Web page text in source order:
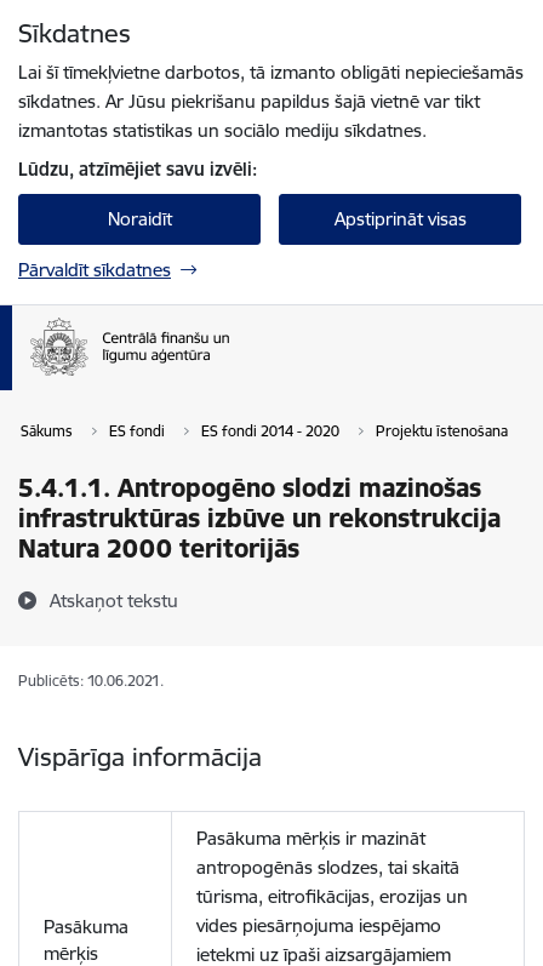
Sīkdatnes
Lai šī tīmekļvietne darbotos, tā izmanto obligāti nepieciešamās
sīkdatnes. Ar Jūsu piekrišanu papildus šajā vietnē var tikt
izmantotas statistikas un sociālo mediju sīkdatnes.
Lūdzu, atzīmējiet savu izvēli:
Noraidīt Apstiprināt visas
Pārvaldīt sīkdatnes
Sākums ES fondi ES fondi 2014 - 2020 Projektu īstenošana
5.4.1.1. Antropogēno slodzi mazinošas
infrastruktūras izbūve un rekonstrukcija
Natura 2000 teritorijās
Atskaņot tekstu
Publicēts: 10.06.2021.
Vispārīga informācija
Pasākuma
mērķis
Pasākuma mērķis ir mazināt
antropogēnās slodzes, tai skaitā
tūrisma, eitrofikācijas, erozijas un
vides piesārņojuma iespējamo
ietekmi uz īpaši aizsargājamiem